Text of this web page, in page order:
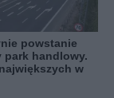
powstanie
park handlowy.
w